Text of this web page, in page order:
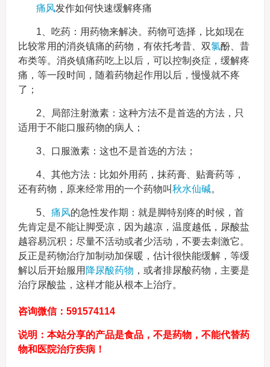
痛风发作如何快速缓解疼痛
1、吃药：用药物来解决。药物可选择，比如现在
比较常用的消炎镇痛的药物，有依托考昔、双氯酚、昔
布类等。消炎镇痛药吃上以后，可以控制炎症，缓解疼
痛，等一段时间，随着药物起作用以后，慢慢就不疼
了；
2、局部注射激素：这种方法不是首选的方法，只
适用于不能口服药物的病人；
3、口服激素：这也不是首选的方法；
4、其他方法：比如外用药，抹药膏、贴膏药等，
还有药物，原来经常用的一个药物叫秋水仙碱。
5、 痛风的急性发作期：就是脚特别疼的时候，首
先肯定是不能让脚受凉，因为越凉，温度越低，尿酸盐
越容易沉积；尽量不活动或者少活动，不要去刺激它。
反正是药物治疗加制动加保暖，估计很快能缓解，等缓
解以后开始服用 降尿酸药物 ，或者排尿酸药物，主要是
治疗尿酸盐，这样才能从根本上治疗。
咨询微信：591574114
说明：本站分享的产品是食品，不是药物，不能代替药
物和医院治疗疾病！